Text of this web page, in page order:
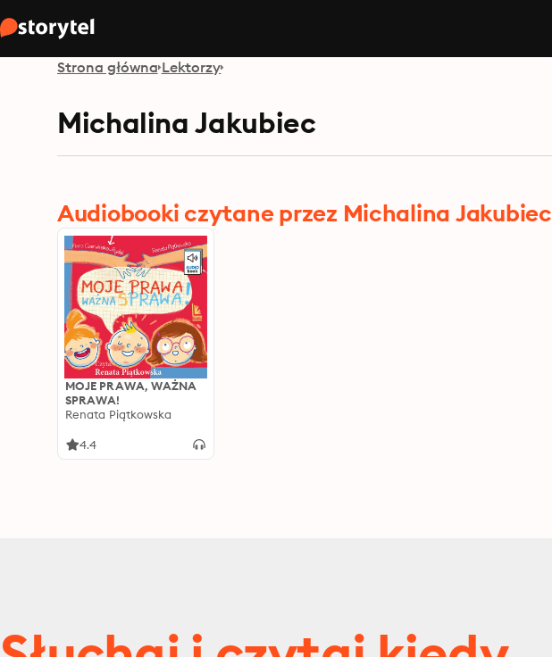
Strona główna Lektorzy
Michalina Jakubiec
Audiobooki czytane przez Michalina Jakubiec
MOJE PRAWA, WAŻNA
SPRAWA!
Renata Piątkowska
4.4